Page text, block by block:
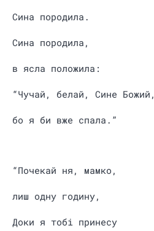
Сина породила.
Сина породила,
в ясла положила:
“Чучай, белай, Сине Божий,
бо я би вже спала.”
“Почекай ня, мамко,
лиш одну годину,
Доки я тобі принесу